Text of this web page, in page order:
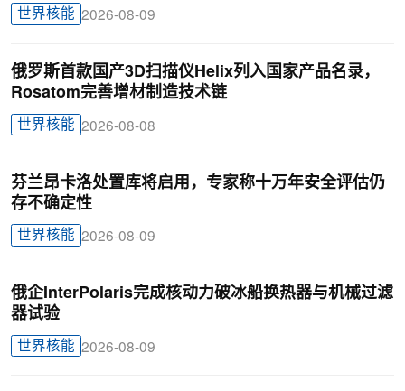
世界核能 2026-08-09
俄罗斯首款国产3D扫描仪Helix列入国家产品名录，
Rosatom完善增材制造技术链
世界核能 2026-08-08
芬兰昂卡洛处置库将启用，专家称十万年安全评估仍
存不确定性
世界核能 2026-08-09
俄企InterPolaris完成核动力破冰船换热器与机械过滤
器试验
世界核能 2026-08-09